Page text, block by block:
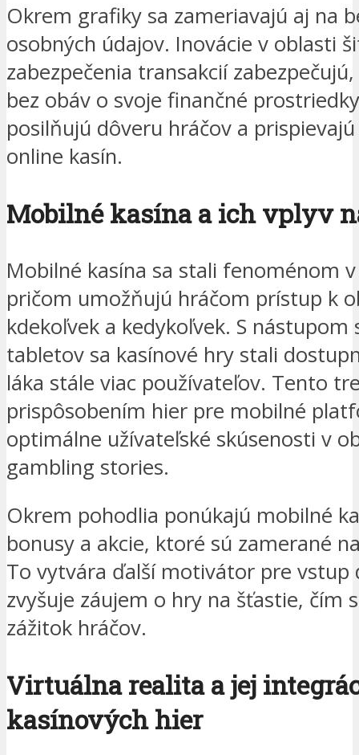
Okrem grafiky sa zameriavajú aj na
osobných údajov. Inovácie v oblasti
zabezpečenia transakcií
bez obáv o svoje finančné
posilňujú dôveru hráčov a
online kasín.
Mobilné kasína a ich vplyv
Mobilné kasína sa stali fenoménom
pričom umožňujú hráčom prístup k
kdekoľvek a kedykoľvek. S
tabletov sa kasínové hry stali
láka stále viac používateľov. Tento
prispôsobením hier pre mobilné
optimálne užívateľské skúsenosti v
gambling stories.
Okrem pohodlia ponúkajú mobilné
bonusy a akcie, ktoré sú zamerané
To vytvára ďalší motivátor pre vstup
zvyšuje záujem o hry na šťastie, čím
zážitok hráčov.
Virtuálna realita a jej
kasínových hier